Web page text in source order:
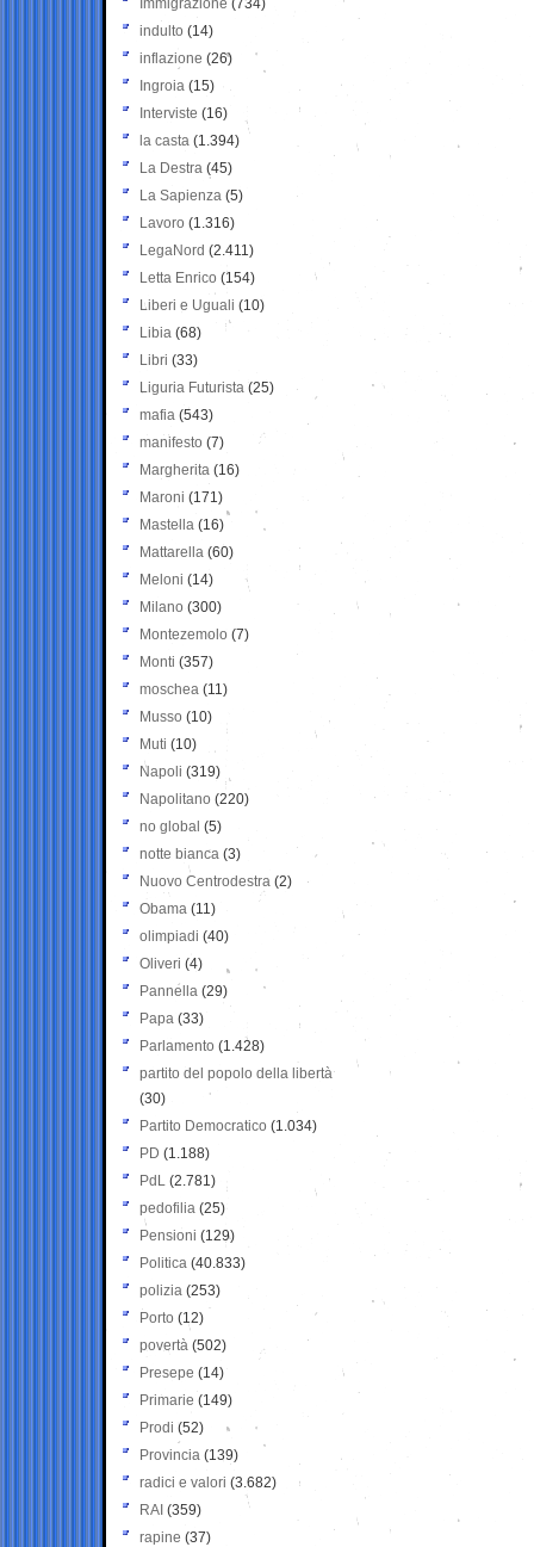
Immigrazione (734)
indulto (14)
inflazione (26)
Ingroia (15)
Interviste (16)
la casta (1.394)
La Destra (45)
La Sapienza (5)
Lavoro (1.316)
LegaNord (2.411)
Letta Enrico (154)
Liberi e Uguali (10)
Libia (68)
Libri (33)
Liguria Futurista (25)
mafia (543)
manifesto (7)
Margherita (16)
Maroni (171)
Mastella (16)
Mattarella (60)
Meloni (14)
Milano (300)
Montezemolo (7)
Monti (357)
moschea (11)
Musso (10)
Muti (10)
Napoli (319)
Napolitano (220)
no global (5)
notte bianca (3)
Nuovo Centrodestra (2)
Obama (11)
olimpiadi (40)
Oliveri (4)
Pannella (29)
Papa (33)
Parlamento (1.428)
partito del popolo della libertà
(30)
Partito Democratico (1.034)
PD (1.188)
PdL (2.781)
pedofilia (25)
Pensioni (129)
Politica (40.833)
polizia (253)
Porto (12)
povertà (502)
Presepe (14)
Primarie (149)
Prodi (52)
Provincia (139)
radici e valori (3.682)
RAI (359)
rapine (37)